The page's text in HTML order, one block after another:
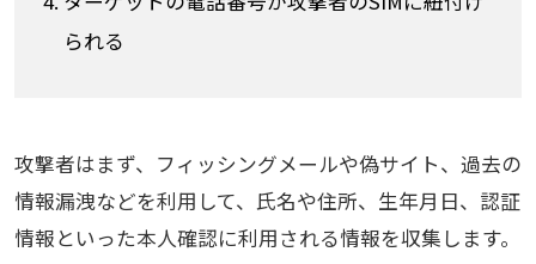
られる
攻撃者はまず、フィッシングメールや偽サイト、過去の
情報漏洩などを利用して、氏名や住所、生年月日、認証
情報といった本人確認に利用される情報を収集します。